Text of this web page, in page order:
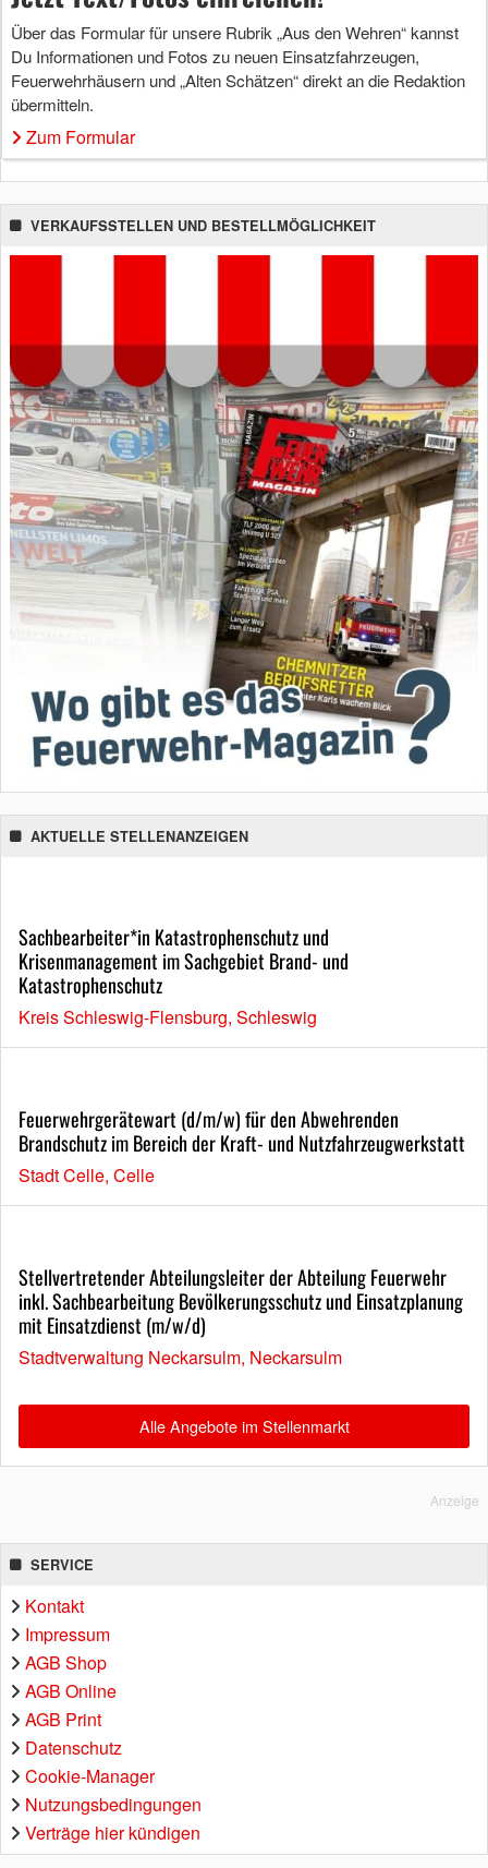
Über das Formular für unsere Rubrik „Aus den Wehren“ kannst
Du Informationen und Fotos zu neuen Einsatzfahrzeugen,
Feuerwehrhäusern und „Alten Schätzen“ direkt an die Redaktion
übermitteln.
Zum Formular
VERKAUFSSTELLEN UND BESTELLMÖGLICHKEIT
AKTUELLE STELLENANZEIGEN
Sachbearbeiter*in Katastrophenschutz und
Krisenmanagement im Sachgebiet Brand- und
Katastrophenschutz
Kreis Schleswig-Flensburg, Schleswig
Feuerwehrgerätewart (d/m/w) für den Abwehrenden
Brandschutz im Bereich der Kraft- und Nutzfahrzeugwerkstatt
Stadt Celle, Celle
Stellvertretender Abteilungsleiter der Abteilung Feuerwehr
inkl. Sachbearbeitung Bevölkerungsschutz und Einsatzplanung
mit Einsatzdienst (m/w/d)
Stadtverwaltung Neckarsulm, Neckarsulm
Alle Angebote im Stellenmarkt
Anzeige
SERVICE
Kontakt
Impressum
AGB Shop
AGB Online
AGB Print
Datenschutz
Cookie-Manager
Nutzungsbedingungen
Verträge hier kündigen